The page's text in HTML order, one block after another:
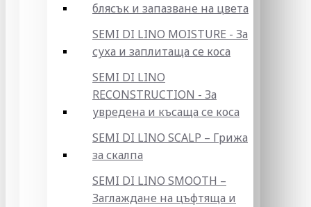
блясък и запазване на цвета
SEMI DI LINO MOISTURE - За
суха и заплитаща се коса
SEMI DI LINO
RECONSTRUCTION - За
увредена и късаща се коса
SEMI DI LINO SCALP – Грижа
за скалпа
SEMI DI LINO SMOOTH –
Заглаждане на цъфтяща и